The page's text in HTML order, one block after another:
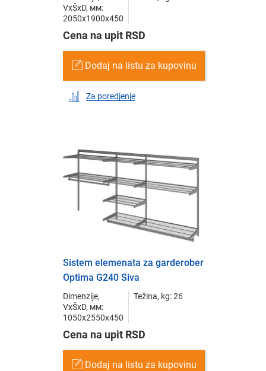
VxŠxD, мм:
2050x1900x450
Cena na upit RSD
Dodaj na listu za kupovinu
Za poredjenje
Sistem elemenata za garderober
Optima G240 Siva
Dimenzije,
VxŠxD, мм:
1050x2550x450
Težina, kg: 26
Cena na upit RSD
Dodaj na listu za kupovinu